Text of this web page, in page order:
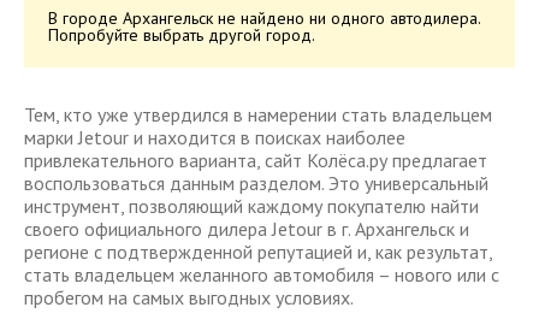
В городе Архангельск не найдено ни одного автодилера.
Попробуйте выбрать другой город.
Тем, кто уже утвердился в намерении стать владельцем
марки Jetour и находится в поисках наиболее
привлекательного варианта, сайт Колёса.ру предлагает
воспользоваться данным разделом. Это универсальный
инструмент, позволяющий каждому покупателю найти
своего официального дилера Jetour в г. Архангельск и
регионе с подтвержденной репутацией и, как результат,
стать владельцем желанного автомобиля – нового или с
пробегом на самых выгодных условиях.